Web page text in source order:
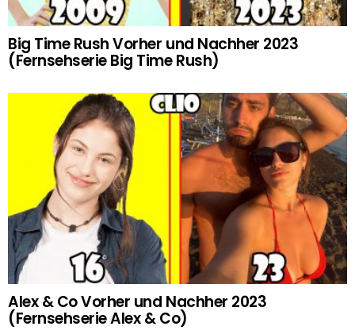
Big Time Rush Vorher und Nachher 2023
(Fernsehserie Big Time Rush)
Alex & Co Vorher und Nachher 2023
(Fernsehserie Alex & Co)